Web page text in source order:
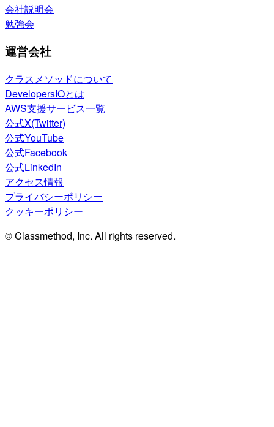
会社説明会
勉強会
運営会社
クラスメソッドについて
DevelopersIOとは
AWS支援サービス一覧
公式X(Twitter)
公式YouTube
公式Facebook
公式LinkedIn
アクセス情報
プライバシーポリシー
クッキーポリシー
© Classmethod, Inc. All rights reserved.